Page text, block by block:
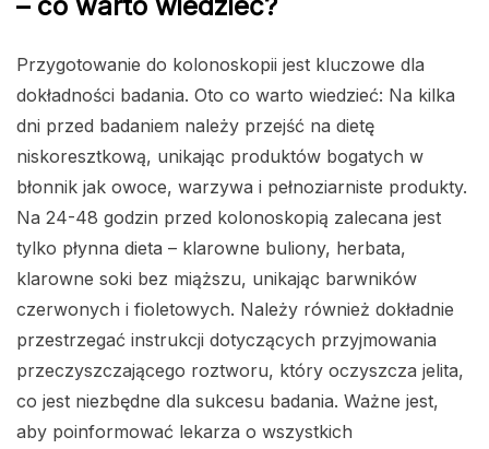
Przygotowanie do kolonoskopii jest kluczowe dla
dokładności badania. Oto co warto wiedzieć: Na kilka
dni przed badaniem należy przejść na dietę
niskoresztkową, unikając produktów bogatych w
błonnik jak owoce, warzywa i pełnoziarniste produkty.
Na 24-48 godzin przed kolonoskopią zalecana jest
tylko płynna dieta – klarowne buliony, herbata,
klarowne soki bez miąższu, unikając barwników
czerwonych i fioletowych. Należy również dokładnie
przestrzegać instrukcji dotyczących przyjmowania
przeczyszczającego roztworu, który oczyszcza jelita,
co jest niezbędne dla sukcesu badania. Ważne jest,
aby poinformować lekarza o wszystkich